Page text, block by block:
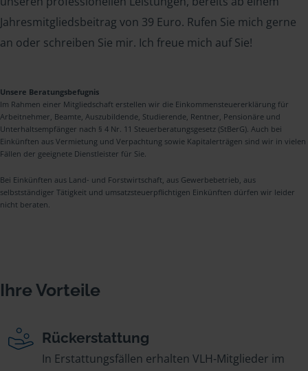
Jahresmitgliedsbeitrag von 39 Euro. Rufen Sie mich gerne
an oder schreiben Sie mir. Ich freue mich auf Sie!
Unsere Beratungsbefugnis
Im Rahmen einer Mitgliedschaft erstellen wir die Einkommensteuererklärung für
Arbeitnehmer, Beamte, Auszubildende, Studierende, Rentner, Pensionäre und
Unterhaltsempfänger nach § 4 Nr. 11 Steuerberatungsgesetz (StBerG). Auch bei
Einkünften aus Vermietung und Verpachtung sowie Kapitalerträgen sind wir in vielen
Fällen der geeignete Dienstleister für Sie.
Bei Einkünften aus Land- und Forstwirtschaft, aus Gewerbebetrieb, aus
selbstständiger Tätigkeit und umsatzsteuerpflichtigen Einkünften dürfen wir leider
nicht beraten.
Ihre Vorteile
Rückerstattung
In Erstattungsfällen erhalten VLH-Mitglieder im